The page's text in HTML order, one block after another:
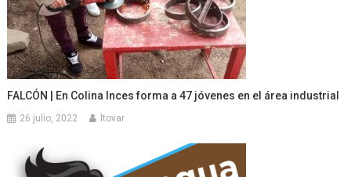
FALCÓN | En Colina Inces forma a 47 jóvenes en el área industrial
26 julio, 2022 ltovar